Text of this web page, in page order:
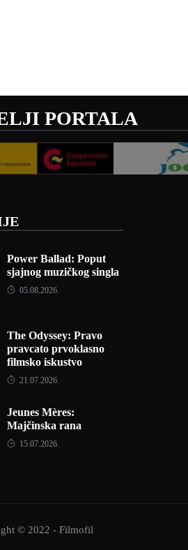
PORTALA
Power Ballad: Poput
sjajnog muzičkog singla
05.08.2026.
The Odyssey: Pravo
pravcato prvoklasno
filmsko iskustvo
21.07.2026.
Jeunes Mères:
Majčinska rana
15.07.2026.
© 2022 - Filmofil